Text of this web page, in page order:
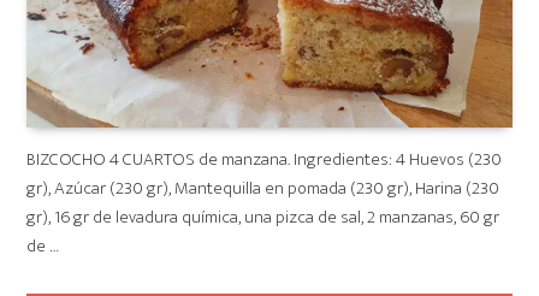
BIZCOCHO 4 CUARTOS de manzana. Ingredientes: 4 Huevos (230
gr), Azúcar (230 gr), Mantequilla en pomada (230 gr), Harina (230
gr), 16 gr de levadura química, una pizca de sal, 2 manzanas, 60 gr
de …